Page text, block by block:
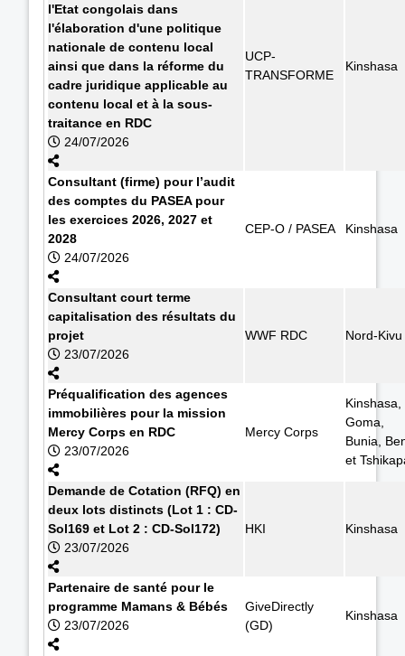
l'Etat congolais dans
l'élaboration d'une politique
nationale de contenu local
ainsi que dans la réforme du
cadre juridique applicable au
contenu local et à la sous-
traitance en RDC
24/07/2026
UCP-
TRANSFORME
Kinshasa
Consultant (firme) pour l’audit
des comptes du PASEA pour
les exercices 2026, 2027 et
2028
24/07/2026
CEP-O / PASEA Kinshasa
Consultant court terme
capitalisation des résultats du
projet
23/07/2026
WWF RDC Nord-Kivu
Préqualification des agences
immobilières pour la mission
Mercy Corps en RDC
23/07/2026
Mercy Corps
Kinshasa,
Goma,
Bunia,
et
Demande de Cotation (RFQ) en
deux lots distincts (Lot 1 : CD-
Sol169 et Lot 2 : CD-Sol172)
23/07/2026
HKI Kinshasa
Partenaire de santé pour le
programme Mamans & Bébés
23/07/2026
GiveDirectly
(GD)
Kinshasa